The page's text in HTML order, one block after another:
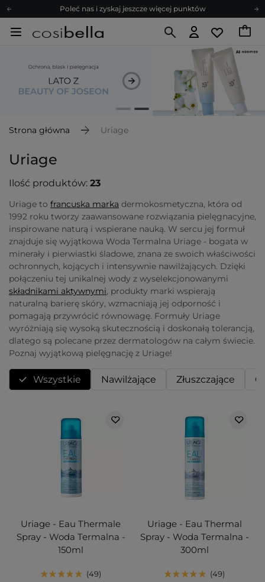
Zapisz się na newsletter pełen porad
Bezpłatne konsultacje kosmetologiczne
Z nami to możliwe! Realizacja zamówienia do 24h.
Poleć nas i zyskaj jeszcze więcej punktów
Zapisz się na newsletter pełen porad
Strona główna Uriage
Uriage
Ilość produktów: 23
Uriage to francuska marka dermokosmetyczna, która od
1992 roku tworzy zaawansowane rozwiązania pielęgnacyjne,
inspirowane naturą i wspierane nauką. W sercu jej formuł
znajduje się wyjątkowa Woda Termalna Uriage - bogata w
minerały i pierwiastki śladowe, znana ze swoich właściwości
ochronnych, kojących i intensywnie nawilżających. Dzięki
połączeniu tej unikalnej wody z wyselekcjonowanymi
składnikami aktywnymi, produkty marki wspierają
naturalną barierę skóry, wzmacniają jej odporność i
pomagają przywrócić równowagę. Formuły Uriage
wyróżniają się wysoką skutecznością i doskonałą tolerancją,
dlatego są polecane przez dermatologów na całym świecie.
Poznaj wyjątkową pielęgnację z Uriage!
Wszystkie Nawilżające Złuszczające
Uriage - Eau Thermale
Spray - Woda Termalna -
150ml
49
Uriage - Eau Thermal
Spray - Woda Termalna -
300ml
49